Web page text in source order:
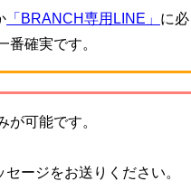
「BRANCH専用LINE」 に必
番確実です。
可能です。
ージをお送りください。